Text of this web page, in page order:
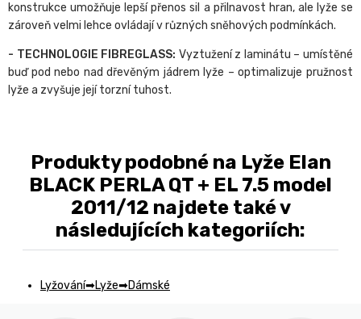
konstrukce umožňuje lepší přenos sil a přilnavost hran, ale lyže se
zároveň velmi lehce ovládají v různých sněhových podmínkách.
- TECHNOLOGIE FIBREGLASS: Vyztužení z laminátu – umístěné
buď pod nebo nad dřevěným jádrem lyže – optimalizuje pružnost
lyže a zvyšuje její torzní tuhost.
Produkty podobné na Lyže Elan
BLACK PERLA QT + EL 7.5 model
2011/12 najdete také v
následujících kategoriích:
Lyžování Lyže Dámské